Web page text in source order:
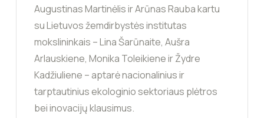
Augustinas Martinėlis ir Arūnas Rauba kartu
su Lietuvos žemdirbystės institutas
mokslininkais – Lina Šarūnaite, Aušra
Arlauskiene, Monika Toleikiene ir Žydre
Kadžiuliene – aptarė nacionalinius ir
tarptautinius ekologinio sektoriaus plėtros
bei inovacijų klausimus.